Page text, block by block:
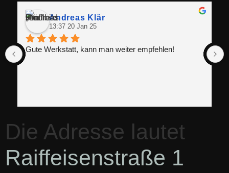
Andreas Klär
13:37 20 Jan 25
Gute Werkstatt, kann man weiter empfehlen!
Die Adresse lautet
Raiffeisenstraße 1